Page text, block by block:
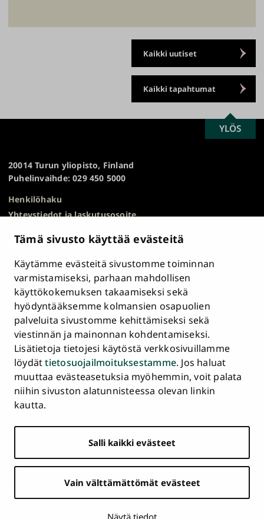
Tämä sivusto käyttää evästeitä
Käytämme evästeitä sivustomme toiminnan
varmistamiseksi, parhaan mahdollisen
käyttökokemuksen takaamiseksi sekä
hyödyntääksemme kolmansien osapuolien
palveluita sivustomme kehittämiseksi sekä
viestinnän ja mainonnan kohdentamiseksi.
Lisätietoja tietojesi käytöstä verkkosivuillamme
löydättietosuojailmoituksestamme. Jos haluat
muuttaa evästeasetuksia myöhemmin, voit palata
niihin sivuston alatunnisteessa olevan linkin
kautta.
Salli kaikki evästeet
Vain välttämättömät evästeet
Näytä tiedot
Kaikki uutiset
Kaikki tapahtumat
20014 Turun yliopisto, Finland
Puhelinvaihde: 029 450 5000
Henkilöhaku
Yhteystiedot ja laskutusosoite
HR Excellence in Research
Tietosuojailmoitus
Asiakirjajulkisuuskuvaus ja tietopyynnöt
Väärinkäytösepäilyt
Saavutettavuusseloste
Palaute
Intranet ja sähköiset työkalut
Evästeasetukset
Päävalikko
alatunnisteessa
ETUSIVU
YHTEISTYÖ
Turun
yliopisto
Turun
yliopisto
TurunTurunTurunTurun
SCROLL
TO
YLÖS